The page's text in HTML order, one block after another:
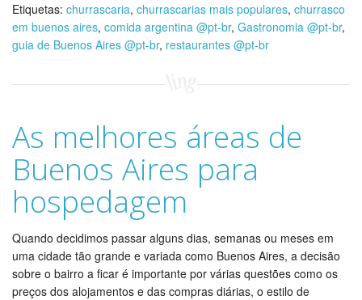
Etiquetas: churrascaria, churrascarias mais populares, churrasco
em buenos aires, comida argentina @pt-br, Gastronomia @pt-br,
guia de Buenos Aires @pt-br, restaurantes @pt-br
As melhores áreas de
Buenos Aires para
hospedagem
Quando decidimos passar alguns dias, semanas ou meses em
uma cidade tão grande e variada como Buenos Aires, a decisão
sobre o bairro a ficar é importante por várias questões como os
preços dos alojamentos e das compras diárias, o estilo de